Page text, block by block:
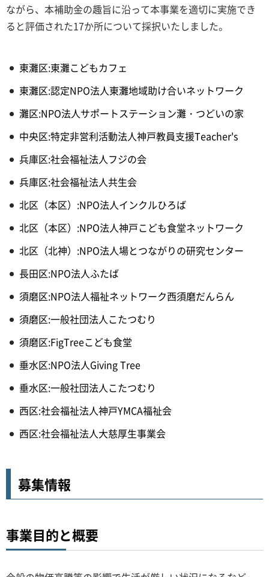
ながら、本補助金の趣旨に沿って本事業を適切に実施でき
ると評価された17か所について採択いたしました。
東灘区:東灘こどもカフェ
東灘区:認定NPO法人東灘地域助け合いネットワーク
灘区:NPO法人サポートステーション灘・つどいの家
中央区:特定非営利活動法人神戸教員支援Teacher's
兵庫区:社会福祉法人フジの会
兵庫区:社会福祉法人共生会
北区（本区）:NPO法人インクルひろば
北区（本区）:NPO法人神戸こども食堂ネットワーク
北区（北神）:NPO法人場とつながりの研究センター
長田区:NPO法人ふたば
須磨区:NPO法人福祉ネットワーク西須磨だんらん
須磨区:一般社団法人こたつむり
須磨区:FigTreeこども食堂
垂水区:NPO法人Giving Tree
垂水区:一般社団法人こたつむり
西区:社会福祉法人神戸YMCA福祉会
西区:社会福祉法人大慈厚生事業会
募集情報
事業目的と概要